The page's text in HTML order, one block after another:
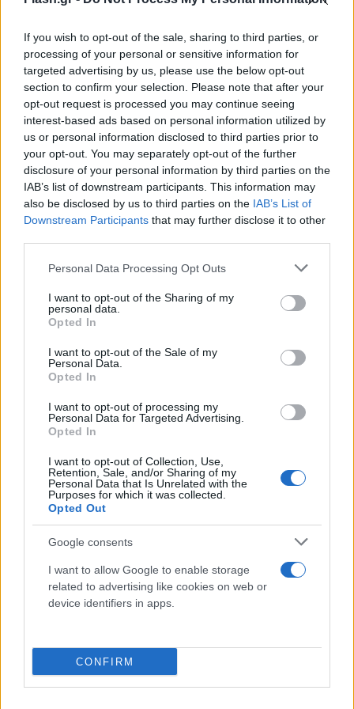
If you wish to opt-out of the sale, sharing to third parties, or
processing of your personal or sensitive information for
targeted advertising by us, please use the below opt-out
section to confirm your selection. Please note that after your
opt-out request is processed you may continue seeing
interest-based ads based on personal information utilized by
us or personal information disclosed to third parties prior to
your opt-out. You may separately opt-out of the further
disclosure of your personal information by third parties on the
IAB’s list of downstream participants. This information may
also be disclosed by us to third parties on the IAB’s List of
Downstream Participants that may further disclose it to other
Please note that this website/app uses one or more Google
not limited to your visit or usage behaviour. You may click to
grant or deny consent to Google and its third-party tags to
use your data for below specified purposes in below Google
consent section.
Personal Data Processing Opt Outs
I want to opt-out of the Sharing of my
personal data.
Opted In
I want to opt-out of the Sale of my
Personal Data.
Opted In
I want to opt-out of processing my
Personal Data for Targeted Advertising.
Opted In
I want to opt-out of Collection, Use,
Retention, Sale, and/or Sharing of my
Personal Data that Is Unrelated with the
Purposes for which it was collected.
Opted Out
Google consents
I want to allow Google to enable storage
related to advertising like cookies on web or
device identifiers in apps.
CONFIRM
θύμα ξεκίνησε, για να υπερασπιστεί το φίλο του, να
χτυπά το δράστη. Αυτά όλα διαφοροποιούν πολύ
τα δεδομένα και θα τα διαφοροποιήσουν πολύ και
στο δικαστήριο», επισήμανε ο δικηγόρος του
δράστη.
«Αυτό που λέει πάντως ο Νορβηγός είναι ότι δεν
είχε πρόθεση ούτε να σκοτώσει και ούτε επιτέθηκε
πρώτος. Βρέθηκε σε έναν αλληλοδιαπληκτισμό και
ξέφυγε η κατάσταση», τόνισε χαρακτηριστικά.